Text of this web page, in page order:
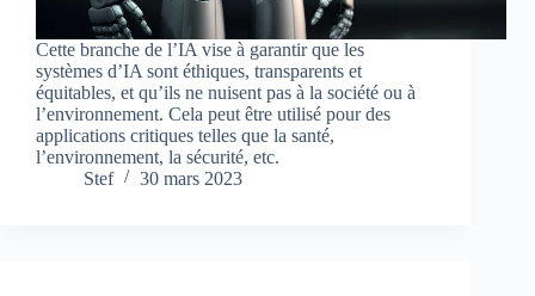
Cette branche de l’IA vise à garantir que les
systèmes d’IA sont éthiques, transparents et
équitables, et qu’ils ne nuisent pas à la société ou à
l’environnement. Cela peut être utilisé pour des
applications critiques telles que la santé,
l’environnement, la sécurité, etc.
Stef
30 mars 2023